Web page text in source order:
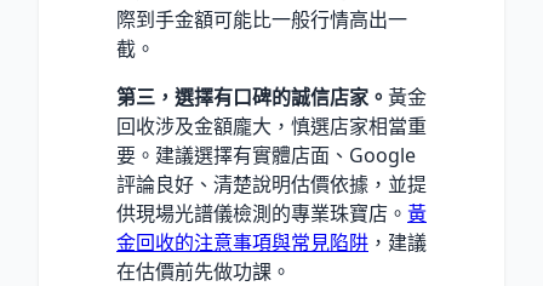
際到手金額可能比一般行情高出一
截。
第三，選擇有口碑的誠信店家。 黃金
回收涉及金額龐大，慎選店家相當重
要。建議選擇有實體店面、Google
評論良好、清楚說明估價依據，並提
供現場光譜儀檢測的專業珠寶店。 黃
金回收的注意事項與常見陷阱 ，建議
在估價前先做功課。